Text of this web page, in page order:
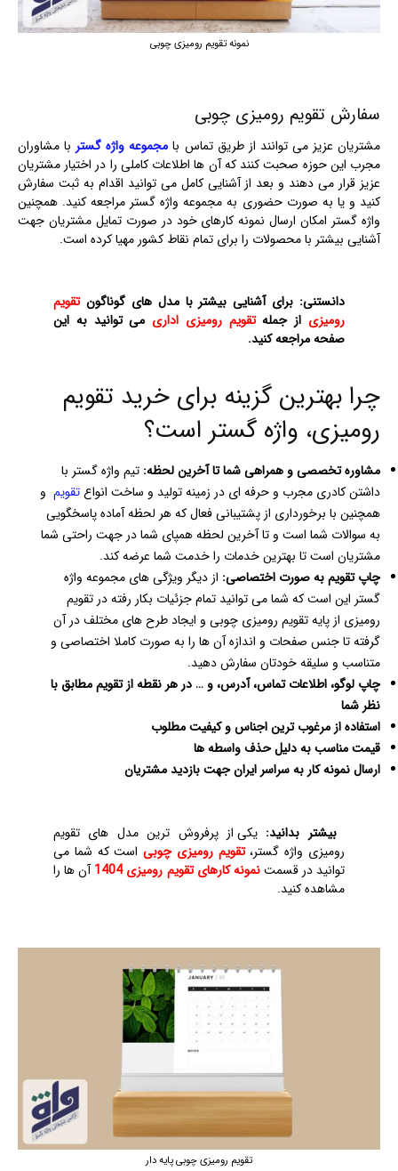
نمونه تقویم رومیزی چوبی
سفارش تقویم رومیزی چوبی
مشتریان عزیز می توانند از طریق تماس با مجموعه واژه گستربا مشاوران
مجرب این حوزه صحبت کنند که آن ها اطلاعات کاملی را در اختیار مشتریان
عزیز قرار می دهند و بعد از آشنایی کامل می توانید اقدام به ثبت سفارش
کنید و یا به صورت حضوری به مجموعه واژه گستر مراجعه کنید. همچنین
واژه گستر امکان ارسال نمونه کارهای خود در صورت تمایل مشتریان جهت
آشنایی بیشتر با محصولات را برای تمام نقاط کشور مهیا کرده است.
دانستنی: برای آشنایی بیشتر با مدل های گوناگونتقویم
رومیزی از جملهتقویم رومیزی اداری می توانید به این
صفحه مراجعه کنید.
چرا بهترین گزینه برای خرید تقویم
رومیزی، واژه گستر است؟
مشاوره تخصصی و همراهی شما تا آخرین لحظه: تیم واژه گستر با
داشتن کادری مجرب و حرفه ای در زمینه تولید و ساخت انواعتقویم و
همچنین با برخورداری از پشتیبانی فعال که هر لحظه آماده پاسخگویی
به سوالات شما است و تا آخرین لحظه همپای شما در جهت راحتی شما
مشتریان است تا بهترین خدمات را خدمت شما عرضه کند.
چاپ تقویم به صورت اختصاصی: از دیگر ویژگی های مجموعه واژه
گستر این است که شما می توانید تمام جزئیات بکار رفته در تقویم
رومیزی از پایه تقویم رومیزی چوبی و ایجاد طرح های مختلف در آن
گرفته تا جنس صفحات و اندازه آن ها را به صورت کاملا اختصاصی و
متناسب و سلیقه خودتان سفارش دهید.
چاپ لوگو، اطلاعات تماس، آدرس، و … در هر نقطه از تقویم مطابق با
نظر شما
استفاده از مرغوب ترین اجناس و کیفیت مطلوب
قیمت مناسب به دلیل حذف واسطه ها
ارسال نمونه کار به سراسر ایران جهت بازدید مشتریان
بیشتر بدانید:یکی از پرفروش ترین مدل های تقویم
رومیزی واژه گستر، تقویم رومیزی چوبیاست که شما می
توانید در قسمتنمونه کارهای تقویم رومیزی 1404
آن ها را
مشاهده کنید.
تقویم رومیزی چوبی پایه دار